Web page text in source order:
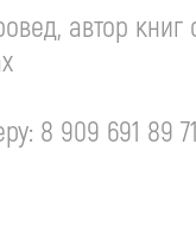
автор книг
8 909 691 89